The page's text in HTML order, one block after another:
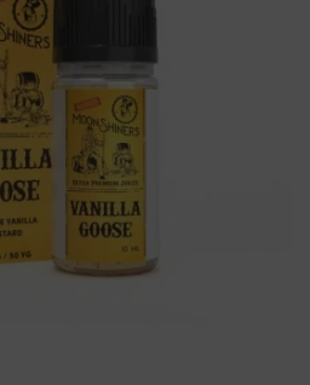
authentique. E-
Disponible...